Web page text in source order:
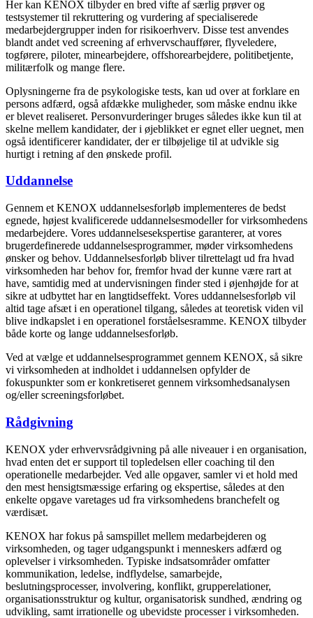
Her kan KENOX tilbyder en bred vifte af særlig prøver og
testsystemer til rekruttering og vurdering af specialiserede
medarbejdergrupper inden for risikoerhverv. Disse test anvendes
blandt andet ved screening af erhvervschauffører, flyveledere,
togførere, piloter, minearbejdere, offshorearbejdere, politibetjente,
militærfolk og mange flere.
Oplysningerne fra de psykologiske tests, kan ud over at forklare en
persons adfærd, også afdække muligheder, som måske endnu ikke
er blevet realiseret. Personvurderinger bruges således ikke kun til at
skelne mellem kandidater, der i øjeblikket er egnet eller uegnet, men
også identificerer kandidater, der er tilbøjelige til at udvikle sig
hurtigt i retning af den ønskede profil.
Uddannelse
Gennem et KENOX uddannelsesforløb implementeres de bedst
egnede, højest kvalificerede uddannelsesmodeller for virksomhedens
medarbejdere. Vores uddannelsesekspertise garanterer, at vores
brugerdefinerede uddannelsesprogrammer, møder virksomhedens
ønsker og behov. Uddannelsesforløb bliver tilrettelagt ud fra hvad
virksomheden har behov for, fremfor hvad der kunne være rart at
have, samtidig med at undervisningen finder sted i øjenhøjde for at
sikre at udbyttet har en langtidseffekt. Vores uddannelsesforløb vil
altid tage afsæt i en operationel tilgang, således at teoretisk viden vil
blive indkapslet i en operationel forståelsesramme. KENOX tilbyder
både korte og lange uddannelsesforløb.
Ved at vælge et uddannelsesprogrammet gennem KENOX, så sikre
vi virksomheden at indholdet i uddannelsen opfylder de
fokuspunkter som er konkretiseret gennem virksomhedsanalysen
og/eller screeningsforløbet.
Rådgivning
KENOX yder erhvervsrådgivning på alle niveauer i en organisation,
hvad enten det er support til topledelsen eller coaching til den
operationelle medarbejder. Ved alle opgaver, samler vi et hold med
den mest hensigtsmæssige erfaring og ekspertise, således at den
enkelte opgave varetages ud fra virksomhedens branchefelt og
værdisæt.
KENOX har fokus på samspillet mellem medarbejderen og
virksomheden, og tager udgangspunkt i menneskers adfærd og
oplevelser i virksomheden. Typiske indsatsområder omfatter
kommunikation, ledelse, indflydelse, samarbejde,
beslutningsprocesser, involvering, konflikt, grupperelationer,
organisationsstruktur og kultur, organisatorisk sundhed, ændring og
udvikling, samt irrationelle og ubevidste processer i virksomheden.